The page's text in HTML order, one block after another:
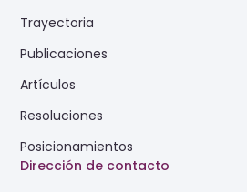
Dirección de contacto
Trayectoria
Publicaciones
Artículos
Resoluciones
Posicionamientos